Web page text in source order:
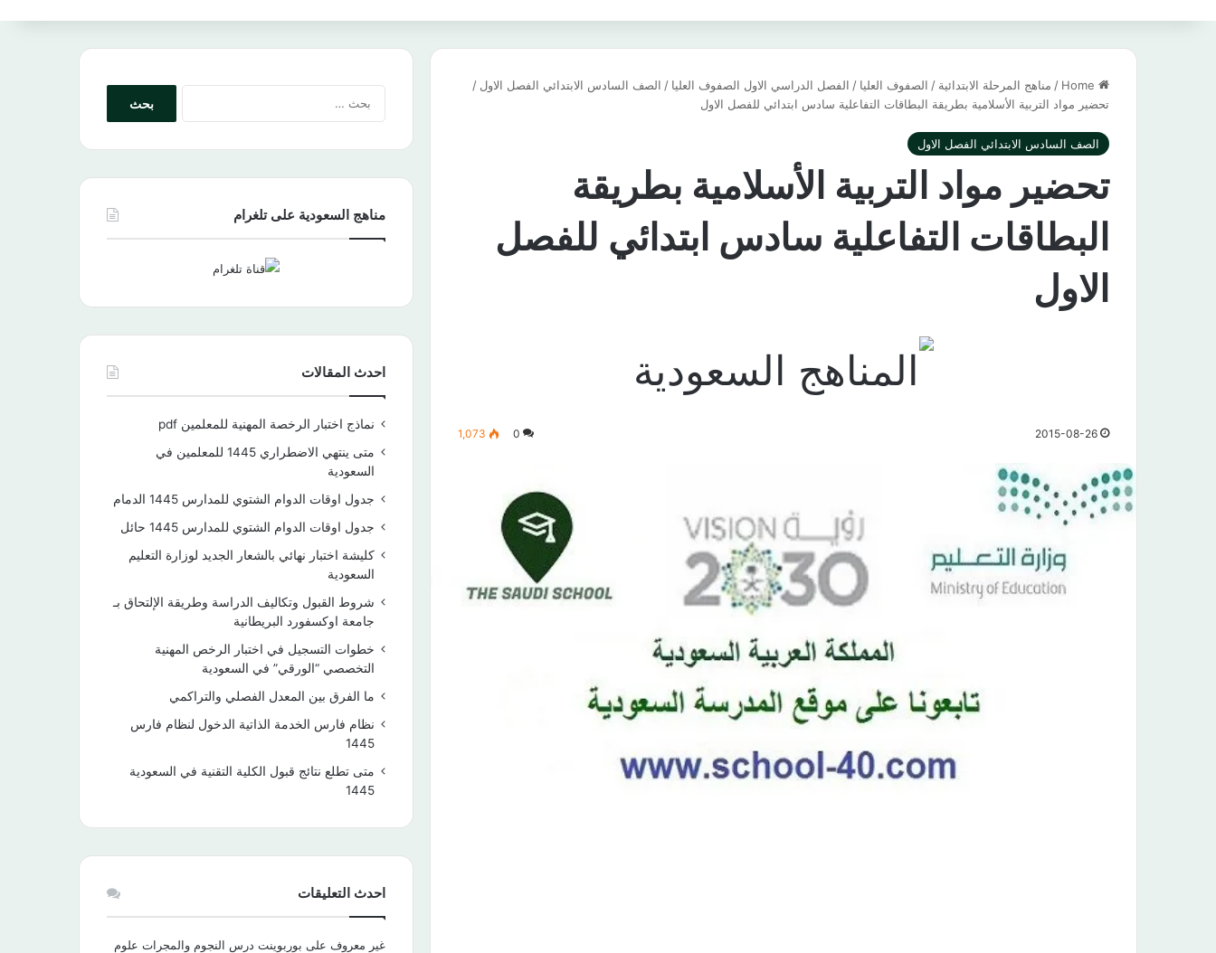
/ مناهج المرحلة الابتدائية / الصفوف العليا / الفصل الدراسي الاول الصفوف العليا / الصف السادس الابتدائي الفصل الاول /
تحضير مواد التربية الأسلامية بطريقة البطاقات التفاعلية سادس ابتدائي للفصل الاول
الصف السادس الابتدائي الفصل الاول
تحضير مواد التربية الأسلامية بطريقة
البطاقات التفاعلية سادس ابتدائي للفصل
الاول
2015-08-26
0
1,073
مناهج السعودية على تلغرام
احدث المقالات
نماذج اختبار الرخصة المهنية للمعلمين pdf
متى ينتهي الاضطراري 1445 للمعلمين في
السعودية
جدول اوقات الدوام الشتوي للمدارس 1445 الدمام
جدول اوقات الدوام الشتوي للمدارس 1445 حائل
كليشة اختبار نهائي بالشعار الجديد لوزارة التعليم
السعودية
شروط القبول وتكاليف الدراسة وطريقة الإلتحاق بـ
جامعة اوكسفورد البريطانية
خطوات التسجيل في اختبار الرخص المهنية
التخصصي “الورقي” في السعودية
ما الفرق بين المعدل الفصلي والتراكمي
نظام فارس الخدمة الذاتية الدخول لنظام فارس
1445
متى تطلع نتائج قبول الكلية التقنية في السعودية
1445
احدث التعليقات
غير معروف على بوربوينت درس النجوم والمجرات علوم